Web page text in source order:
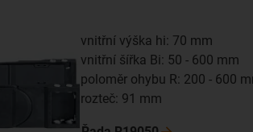
vnitřní výška hi: 70 mm
vnitřní šířka Bi: 50 - 600 mm
poloměr ohybu R: 200 - 600
rozteč: 91 mm